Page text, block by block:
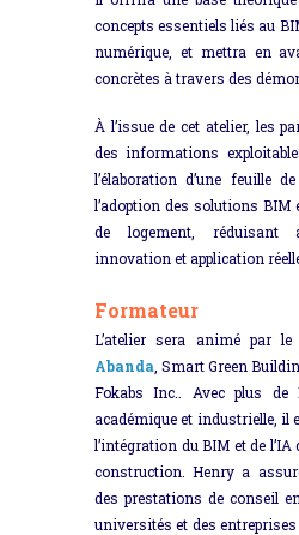
concepts essentiels liés au
numérique, et mettra en
concrètes à travers des
À l’issue de cet atelier, les
des informations
l’élaboration d’une feuille
l’adoption des solutions BIM
de logement, réduisant
innovation et application
Formateur
L’atelier sera animé par le
Abanda , Smart Green
Fokabs Inc.. Avec plus de
académique et industrielle, il
l’intégration du BIM et de
construction. Henry a
des prestations de conseil
universités et des